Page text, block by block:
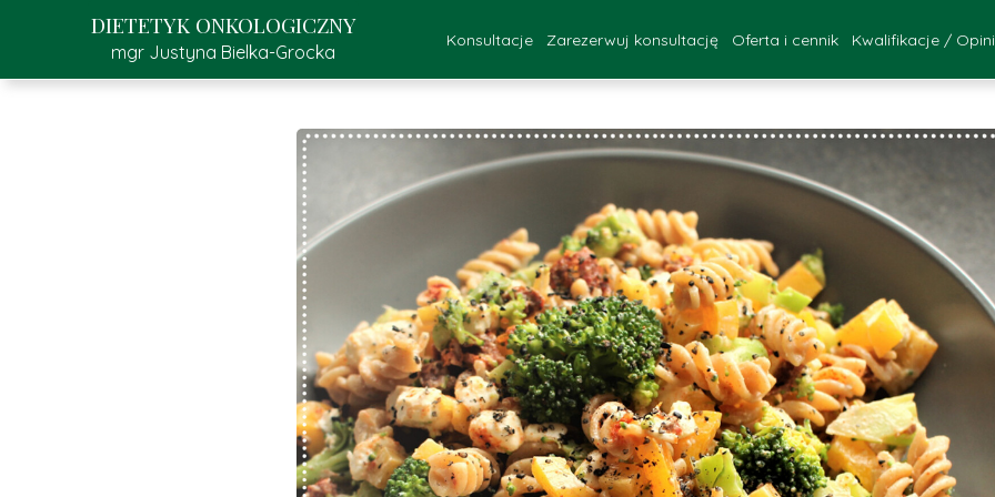
DIETETYK ONKOLOGICZNY
mgr Justyna Bielka-Grocka
Konsultacje
FAQ
Konsultacje - Katowice
Konsultacje - online
Przebieg konsultacji
Zarezerwuj konsultację Oferta i cennik Kwalifikacje /
Kwalifikacje
Opinie